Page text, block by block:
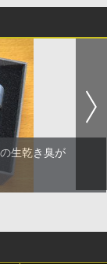
生乾き臭が